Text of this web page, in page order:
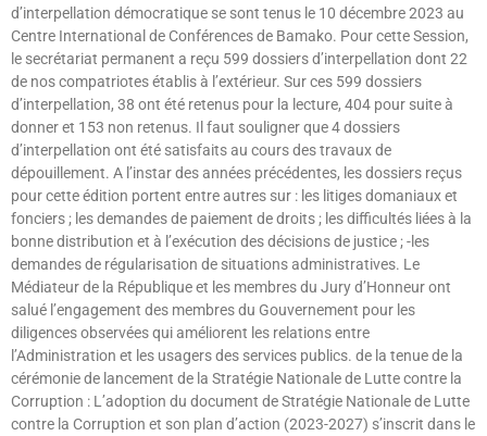
d’interpellation démocratique se sont tenus le 10 décembre 2023 au
Centre International de Conférences de Bamako. Pour cette Session,
le secrétariat permanent a reçu 599 dossiers d’interpellation dont 22
de nos compatriotes établis à l’extérieur. Sur ces 599 dossiers
d’interpellation, 38 ont été retenus pour la lecture, 404 pour suite à
donner et 153 non retenus. Il faut souligner que 4 dossiers
d’interpellation ont été satisfaits au cours des travaux de
dépouillement. A l’instar des années précédentes, les dossiers reçus
pour cette édition portent entre autres sur : les litiges domaniaux et
fonciers ; les demandes de paiement de droits ; les difficultés liées à la
bonne distribution et à l’exécution des décisions de justice ; -les
demandes de régularisation de situations administratives. Le
Médiateur de la République et les membres du Jury d’Honneur ont
salué l’engagement des membres du Gouvernement pour les
diligences observées qui améliorent les relations entre
l’Administration et les usagers des services publics. de la tenue de la
cérémonie de lancement de la Stratégie Nationale de Lutte contre la
Corruption : L’adoption du document de Stratégie Nationale de Lutte
contre la Corruption et son plan d’action (2023-2027) s’inscrit dans le